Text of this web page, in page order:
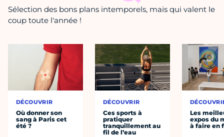
Sélection des bons plans intemporels, mais qui valent le
coup toute l'année !
DÉCOUVRIR
Où donner son
sang à Paris cet
été ?
DÉCOUVRIR
Ces sports à
pratiquer
tranquillement au
fil de l’eau
Les
expos du
à faire en